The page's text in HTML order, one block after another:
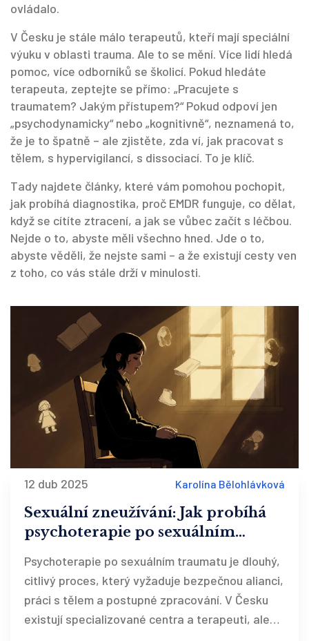
ovládalo.
V Česku je stále málo terapeutů, kteří mají speciální
výuku v oblasti trauma. Ale to se mění. Více lidí hledá
pomoc, více odborníků se školicí. Pokud hledáte
terapeuta, zeptejte se přímo: „Pracujete s
traumatem? Jakým přístupem?“ Pokud odpoví jen
„psychodynamicky“ nebo „kognitivně“, neznamená to,
že je to špatně – ale zjistěte, zda ví, jak pracovat s
tělem, s hypervigilancí, s dissociací. To je klíč.
Tady najdete články, které vám pomohou pochopit,
jak probíhá diagnostika, proč EMDR funguje, co dělat,
když se cítíte ztracení, a jak se vůbec začít s léčbou.
Nejde o to, abyste měli všechno hned. Jde o to,
abyste věděli, že nejste sami – a že existují cesty ven
z toho, co vás stále drží v minulosti.
12 dub 2025 Karolína Bělohlávková
Sexuální zneužívání: Jak probíhá
psychoterapie po sexuálním
Psychoterapie po sexuálním traumatu je dlouhý,
citlivý proces, který vyžaduje bezpečnou alianci,
práci s tělem a postupné zpracování. V Česku
existují specializované centra a terapeuti, ale